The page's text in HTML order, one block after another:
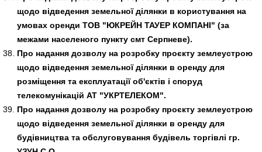
щодо відведення земельної ділянки в користування на
умовах оренди ТОВ "ЮКРЕЙН ТАУЕР КОМПАНІ" (за
межами населеного пункту смт Серпневе).
Про надання дозволу на розробку проєкту землеустрою
щодо відведення земельної ділянки в оренду для
розміщення та експлуатації об'єктів і споруд
телекомунікацій АТ "УКРТЕЛЕКОМ".
Про надання дозволу на розробку проєкту землеустрою
щодо відведення земельної ділянки в оренду для
будівництва та обслуговування будівель торгівлі гр.